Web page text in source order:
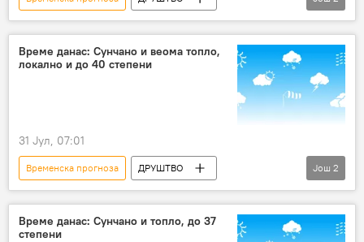
Србија – друштво
Друштво
Време данас: Сунчано и веома топло,
локално и до 40 степени
31 Јул, 07:01
Временска прогноза
ДРУШТВО
Србија – друштво
Друштво
Још 2
Време данас: Сунчано и топло, до 37
степени